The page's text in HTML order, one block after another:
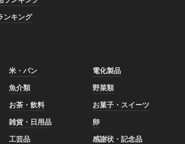
ンキング
米・パン
電化製品
魚介類
野菜類
お茶・飲料
お菓子・スイーツ
雑貨・日用品
卵
工芸品
感謝状・記念品